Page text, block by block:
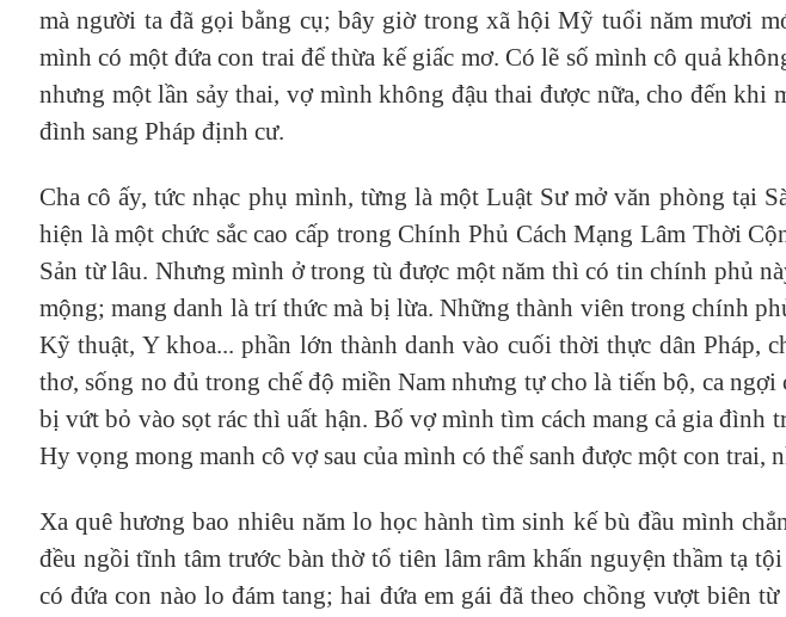
mà người ta đã gọi bằng cụ; bây giờ trong xã hội Mỹ tuổi năm mươi
mình có một đứa con trai để thừa kế giấc mơ. Có lẽ số mình cô quả
nhưng một lần sảy thai, vợ mình không đậu thai được nữa, cho đến
đình sang Pháp định cư.
Cha cô ấy, tức nhạc phụ mình, từng là một Luật Sư mở văn phòng tại
hiện là một chức sắc cao cấp trong Chính Phủ Cách Mạng Lâm Thời
Sản từ lâu. Nhưng mình ở trong tù được một năm thì có tin chính phủ
mộng; mang danh là trí thức mà bị lừa. Những thành viên trong chính
Kỹ thuật, Y khoa... phần lớn thành danh vào cuối thời thực dân Pháp,
thơ, sống no đủ trong chế độ miền Nam nhưng tự cho là tiến bộ, ca
bị vứt bỏ vào sọt rác thì uất hận. Bố vợ mình tìm cách mang cả gia
Hy vọng mong manh cô vợ sau của mình có thể sanh được một con trai,
Xa quê hương bao nhiêu năm lo học hành tìm sinh kế bù đầu mình
đều ngồi tĩnh tâm trước bàn thờ tổ tiên lâm râm khấn nguyện thầm tạ
có đứa con nào lo đám tang; hai đứa em gái đã theo chồng vượt biên